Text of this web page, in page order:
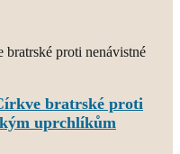
bratrské proti
uprchlíkům